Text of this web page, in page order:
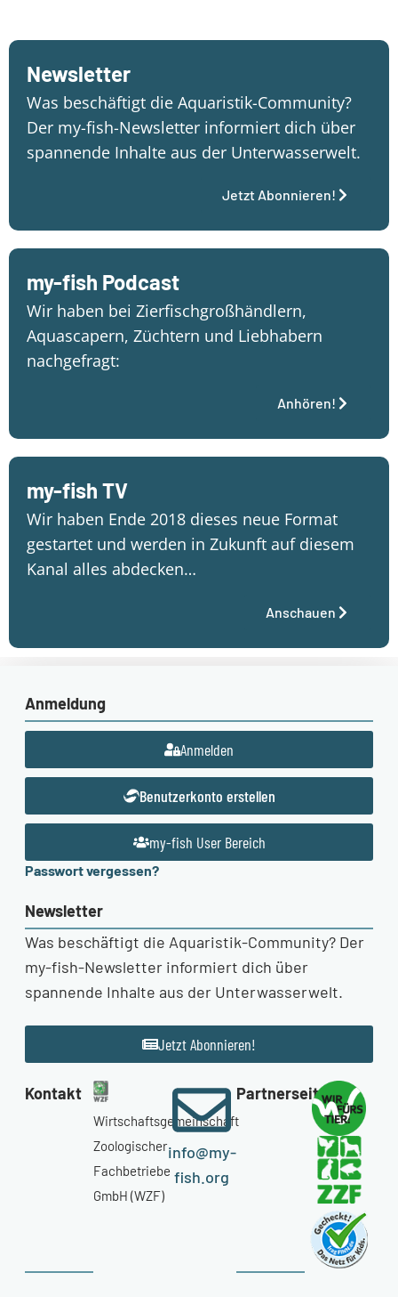
Newsletter
Was beschäftigt die Aquaristik-Community?
Der my-fish-Newsletter informiert dich über
spannende Inhalte aus der Unterwasserwelt.
Jetzt Abonnieren!
my-fish Podcast
Wir haben bei Zierfischgroßhändlern,
Aquascapern, Züchtern und Liebhabern
nachgefragt:
Anhören!
my-fish TV
Wir haben Ende 2018 dieses neue Format
gestartet und werden in Zukunft auf diesem
Kanal alles abdecken…
Anschauen
Anmeldung
Anmelden
Benutzerkonto erstellen
my-fish User Bereich
Passwort vergessen?
Newsletter
Was beschäftigt die Aquaristik-Community? Der
my-fish-Newsletter informiert dich über
spannende Inhalte aus der Unterwasserwelt.
Jetzt Abonnieren!
Kontakt
Wirtschaftsgemeinschaft
Zoologischer
Fachbetriebe
GmbH (WZF)
info@my-
fish.org
Partnerseiten